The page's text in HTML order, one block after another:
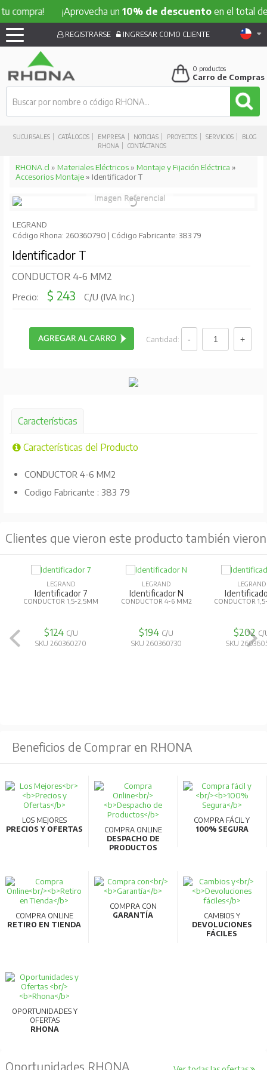
¡Aprovecha un10% de descuentoen el total de
SUCURSALES CATÁLOGOS EMPRESA NOTICIAS PROYECTOS SERVICIOS
BLOG
RHONA
CONTÁCTANOS
REGISTRARSE INGRESAR COMO CLIENTE
0 productos
Carro de Compras
RHONA.cl » Materiales Eléctricos» Montaje y Fijación Eléctrica »
Accesorios Montaje» Identificador T
LEGRAND
Código Rhona: 260360790 | Código Fabricante: 383 79
Identificador T
CONDUCTOR 4-6 MM2
Precio: $ 243 C/U (IVA Inc.)
Cantidad:
Características
Características del Producto
CONDUCTOR 4-6 MM2
Codigo Fabricante : 383 79
Clientes que vieron este producto también vieron
LEGRAND
Identificador 7
CONDUCTOR 1,5-2,5MM
$124 C/U
SKU 260360270
LEGRAND
Identificador N
CONDUCTOR 4-6 MM2
$194 C/U
SKU 260360730
LEGRAND
CONDUCTOR
$202 C/
SKU
Beneficios de Comprar en RHONA
LOS MEJORES
PRECIOS Y OFERTAS
COMPRA ONLINE
DESPACHO DE
PRODUCTOS
COMPRA FÁCIL Y
100% SEGURA
COMPRA ONLINE
RETIRO EN TIENDA
COMPRA CON
GARANTÍA
CAMBIOS Y
DEVOLUCIONES
FÁCILES
OPORTUNIDADES Y
OFERTAS
RHONA
Oportunidades RHONA